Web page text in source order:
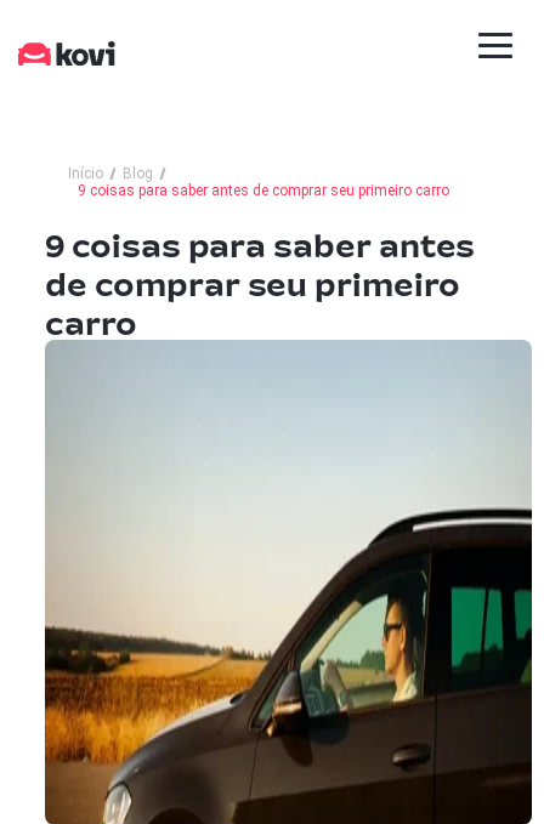
Início
Blog
9 coisas para saber antes de comprar seu primeiro carro
9 coisas para saber antes
de comprar seu primeiro
carro